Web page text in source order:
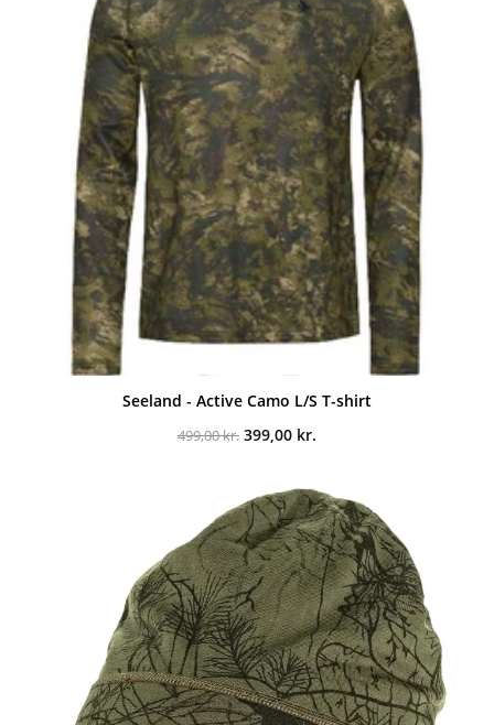
Seeland - Active Camo L/S T-shirt
499,00kr. Den
499,00 kr..
399,00 kr.
er:
399,00 kr..